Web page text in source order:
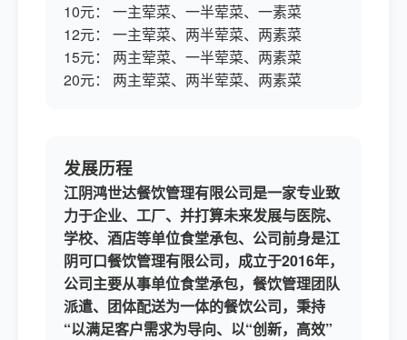
10元： 一主荤菜、一半荤菜、一素菜
12元： 一主荤菜、两半荤菜、两素菜
15元： 两主荤菜、一半荤菜、两素菜
20元： 两主荤菜、两半荤菜、两素菜
发展历程
江阴鸿世达餐饮管理有限公司是一家专业致
力于企业、工厂、 并打算未来发展与医院、
学校、酒店等单位食堂承包、 公司前身是江
阴可口餐饮管理有限公司，成立于2016年，
公司主要从事单位食堂承包， 餐饮管理团队
派遣、团体配送为一体的餐饮公司，秉持
“以满足客户需求为导向、以“创新，高效”